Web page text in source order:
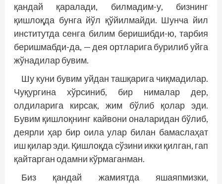
қандай қаралади, билмадим-у, бизнинг
қишлоқда бунга йўл қўйилмайди. Шунча йил
институтда сенга билим беришибди-ю, тарбия
беришмабди-да, — дея ортларига бурилиб уйга
жўнадилар бувим.
Шу куни бувим уйдан ташқарига чиқмадилар.
Чуқургина хўрсиниб, бир нималар дер,
олдиларига кирсак, жим бўлиб қолар эди.
Бувим қишлоқнинг кайвони оналаридан бўлиб,
деярли ҳар бир оила улар билан бамаслаҳат
иш қилар эди. Қишлоқда сўзини икки қилган, гап
қайтарган одамни кўрмаганман.
Биз қандай жамиятда яшаяпмизки,